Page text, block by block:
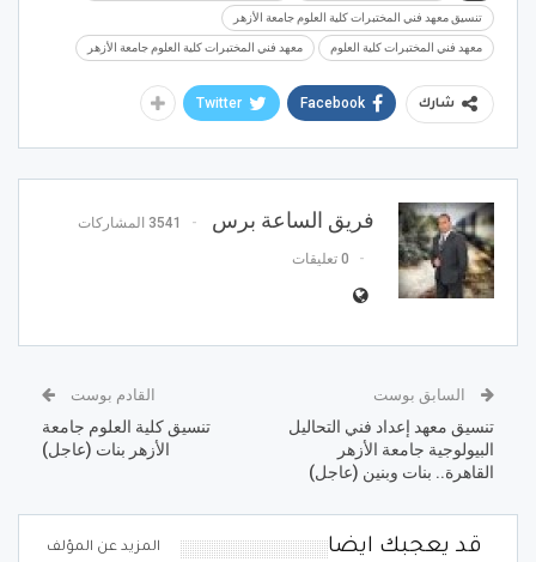
تنسيق معهد فني المختبرات كلية العلوم جامعة الأزهر
معهد فني المختبرات كلية العلوم معهد فني المختبرات كلية العلوم جامعة الأزهر
شارك Facebook
Twitter
فريق الساعة برس 3541 المشاركات
0 تعليقات
السابق بوست
تنسيق معهد إعداد فني التحاليل
البيولوجية جامعة الأزهر
القاهرة.. بنات وبنين (عاجل)
القادم بوست
تنسيق كلية العلوم جامعة
الأزهر بنات (عاجل)
قد يعجبك ايضا المزيد عن المؤلف